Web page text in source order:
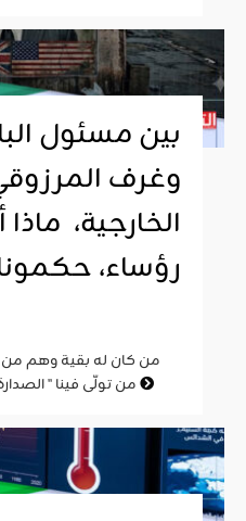
بين مسئول
وغرف
الخارجية،
رؤساء،
من تولّى فينا "